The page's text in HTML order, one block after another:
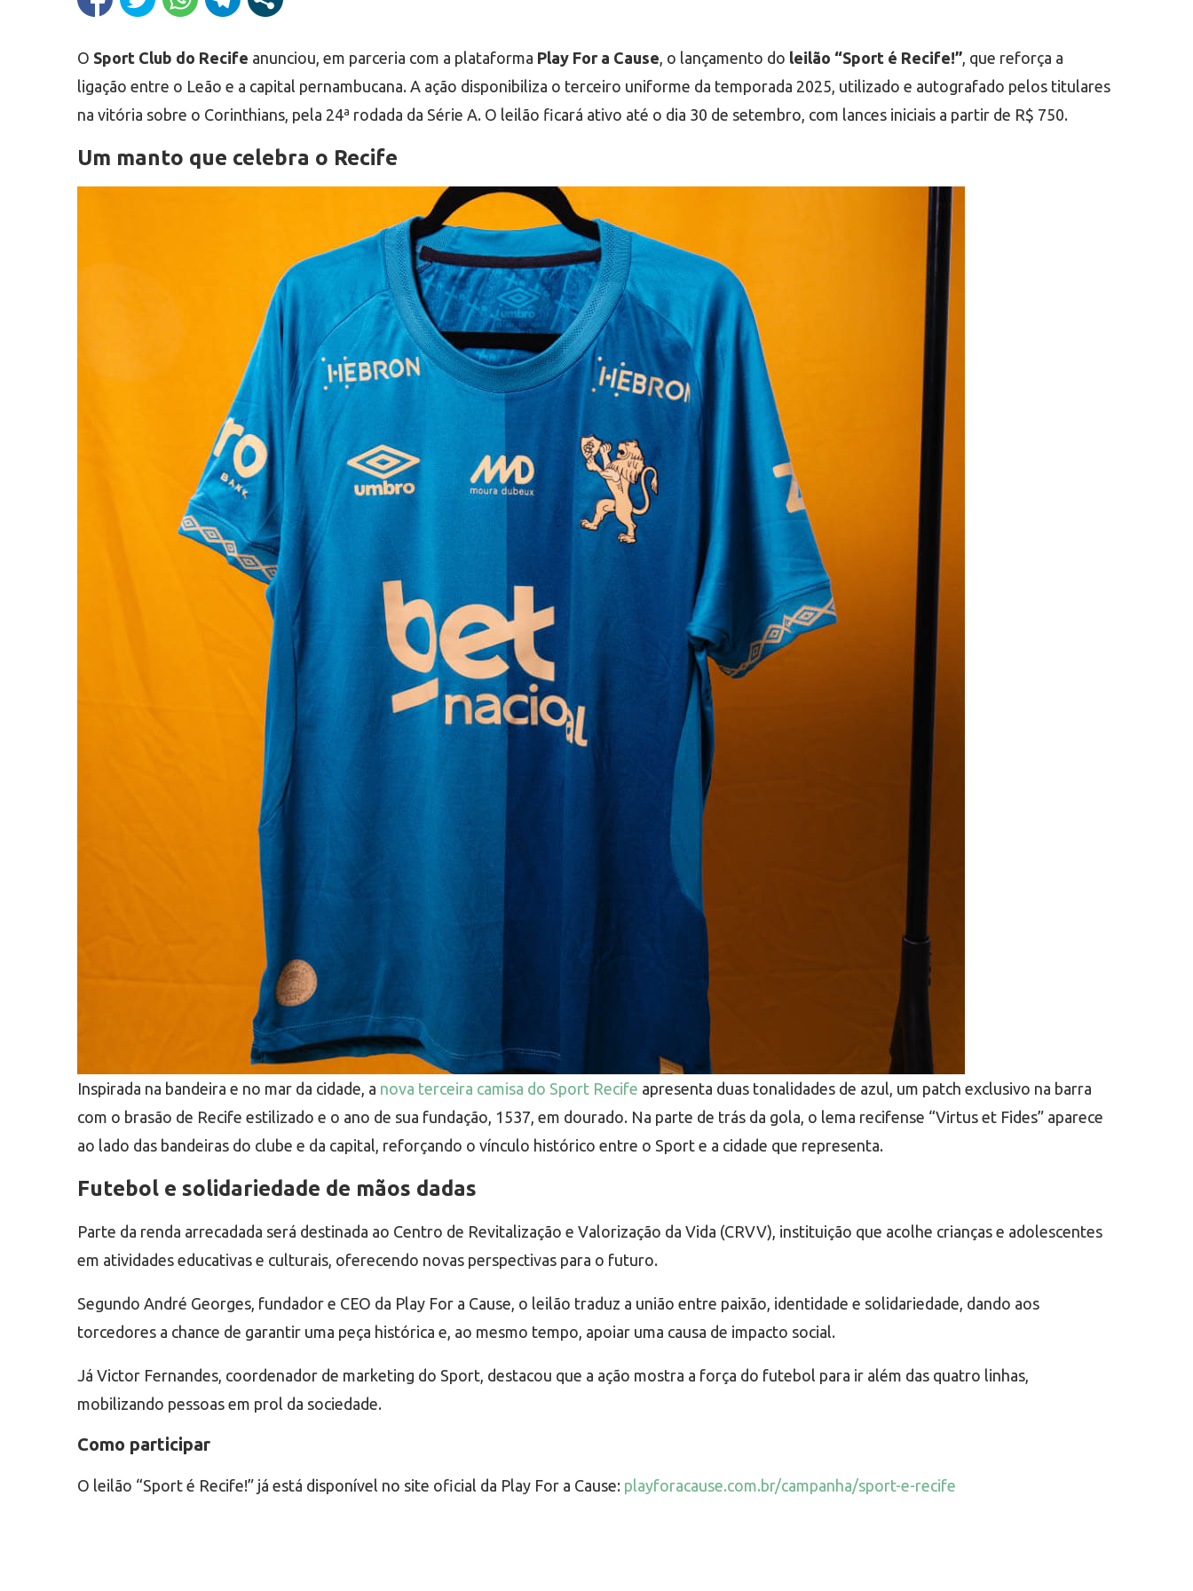
O Sport Club do Recife anunciou, em parceria com a plataforma Play For a Cause, o lançamento do leilão “Sport é Recife!”, que reforça a
ligação entre o Leão e a capital pernambucana. A ação disponibiliza o terceiro uniforme da temporada 2025, utilizado e autografado pelos titulares
na vitória sobre o Corinthians, pela 24ª rodada da Série A. O leilão ficará ativo até o dia 30 de setembro, com lances iniciais a partir de R$ 750.
Um manto que celebra o Recife
Inspirada na bandeira e no mar da cidade, a nova terceira camisa do Sport Recife apresenta duas tonalidades de azul, um patch exclusivo na barra
com o brasão de Recife estilizado e o ano de sua fundação, 1537, em dourado. Na parte de trás da gola, o lema recifense “Virtus et Fides” aparece
ao lado das bandeiras do clube e da capital, reforçando o vínculo histórico entre o Sport e a cidade que representa.
Futebol e solidariedade de mãos dadas
Parte da renda arrecadada será destinada ao Centro de Revitalização e Valorização da Vida (CRVV), instituição que acolhe crianças e adolescentes
em atividades educativas e culturais, oferecendo novas perspectivas para o futuro.
Segundo André Georges, fundador e CEO da Play For a Cause, o leilão traduz a união entre paixão, identidade e solidariedade, dando aos
torcedores a chance de garantir uma peça histórica e, ao mesmo tempo, apoiar uma causa de impacto social.
Já Victor Fernandes, coordenador de marketing do Sport, destacou que a ação mostra a força do futebol para ir além das quatro linhas,
mobilizando pessoas em prol da sociedade.
Como participar
O leilão “Sport é Recife!” já está disponível no site oficial da Play For a Cause: playforacause.com.br/campanha/sport-e-recife